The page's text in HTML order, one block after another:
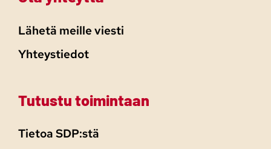
Lähetä meille viesti
Yhteystiedot
Tutustu toimintaan
Tietoa SDP:stä